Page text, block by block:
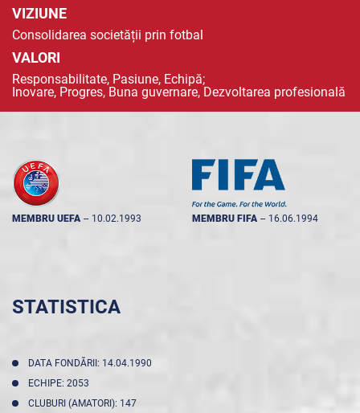
VIZIUNE
Consolidarea societății prin fotbal
VALORI
Responsabilitate, Pasiune, Echipă;
Inovare, Progres, Buna guvernare, Dezvoltarea profesională
MEMBRU UEFA -- 10.02.1993 MEMBRU FIFA -- 16.06.1994
STATISTICA
DATA FONDĂRII: 14.04.1990
ECHIPE: 2053
CLUBURI (AMATORI): 147